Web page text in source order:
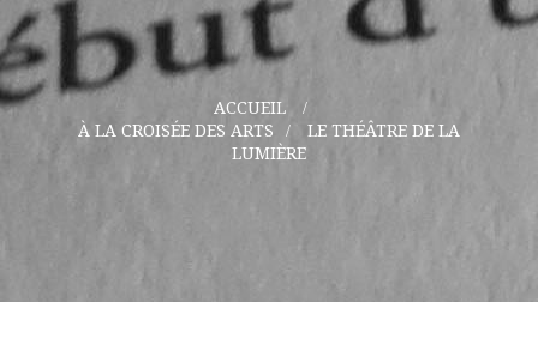
ACCUEIL
>
À LA CROISÉE DES ARTS
>
LE THÉÂTRE DE LA
LUMIÈRE